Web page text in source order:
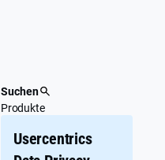
Suchen
Produkte
Usercentrics